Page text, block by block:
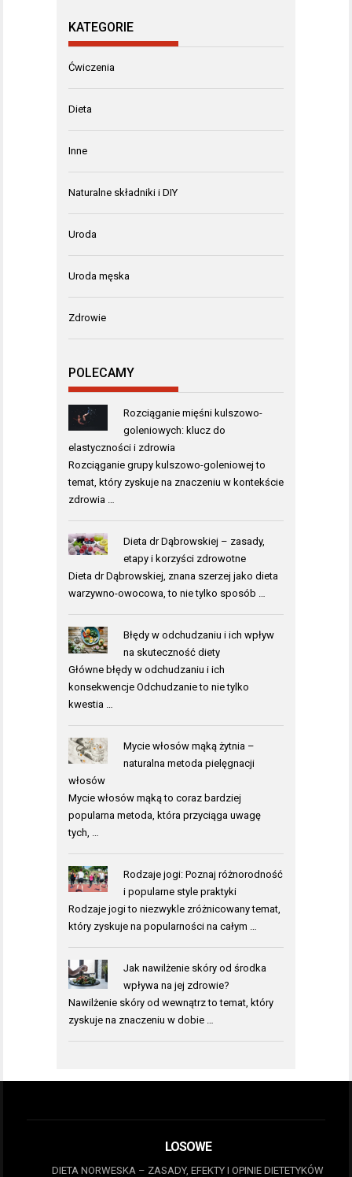
KATEGORIE
Ćwiczenia
Dieta
Inne
Naturalne składniki i DIY
Uroda
Uroda męska
Zdrowie
POLECAMY
Rozciąganie mięśni kulszowo-
goleniowych: klucz do
elastyczności i zdrowia
Rozciąganie grupy kulszowo-goleniowej to
temat, który zyskuje na znaczeniu w kontekście
zdrowia …
Dieta dr Dąbrowskiej – zasady,
etapy i korzyści zdrowotne
Dieta dr Dąbrowskiej, znana szerzej jako dieta
warzywno-owocowa, to nie tylko sposób …
Błędy w odchudzaniu i ich wpływ
na skuteczność diety
Główne błędy w odchudzaniu i ich
konsekwencje Odchudzanie to nie tylko
kwestia …
Mycie włosów mąką żytnia –
naturalna metoda pielęgnacji
włosów
Mycie włosów mąką to coraz bardziej
popularna metoda, która przyciąga uwagę
tych, …
Rodzaje jogi: Poznaj różnorodność
i popularne style praktyki
Rodzaje jogi to niezwykle zróżnicowany temat,
który zyskuje na popularności na całym …
Jak nawilżenie skóry od środka
wpływa na jej zdrowie?
Nawilżenie skóry od wewnątrz to temat, który
zyskuje na znaczeniu w dobie …
LOSOWE
DIETA NORWESKA – ZASADY, EFEKTY I OPINIE DIETETYKÓW